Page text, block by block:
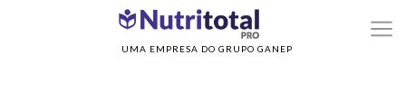
UMA EMPRESA DO GRUPO GANEP
Sem categoria> Consumo de carne vermelha e processada aumenta